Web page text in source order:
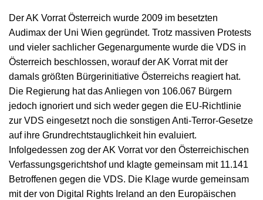
Der AK Vorrat Österreich wurde 2009 im besetzten
Audimax der Uni Wien gegründet. Trotz massiven Protests
und vieler sachlicher Gegenargumente wurde die VDS in
Österreich beschlossen, worauf der AK Vorrat mit der
damals größten Bürgerinitiative Österreichs reagiert hat.
Die Regierung hat das Anliegen von 106.067 Bürgern
jedoch ignoriert und sich weder gegen die EU-Richtlinie
zur VDS eingesetzt noch die sonstigen Anti-Terror-Gesetze
auf ihre Grundrechtstauglichkeit hin evaluiert.
Infolgedessen zog der AK Vorrat vor den Österreichischen
Verfassungsgerichtshof und klagte gemeinsam mit 11.141
Betroffenen gegen die VDS. Die Klage wurde gemeinsam
mit der von Digital Rights Ireland an den Europäischen